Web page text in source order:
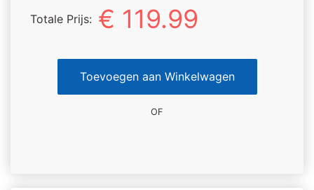
Totale Prijs: € 119.99
Toevoegen aan Winkelwagen
OF